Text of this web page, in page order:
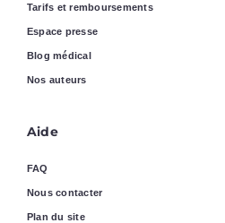
Tarifs et remboursements
Espace presse
Blog médical
Nos auteurs
Aide
FAQ
Nous contacter
Plan du site